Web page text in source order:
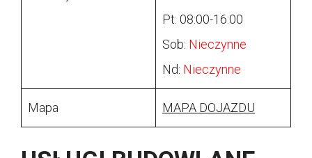
Pt: 08:00-16:00
Sob: Nieczynne
Nd: Nieczynne
Mapa MAPA DOJAZDU